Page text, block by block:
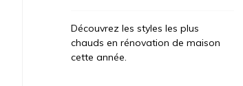
Découvrez les styles les plus
chauds en rénovation de maison
cette année.